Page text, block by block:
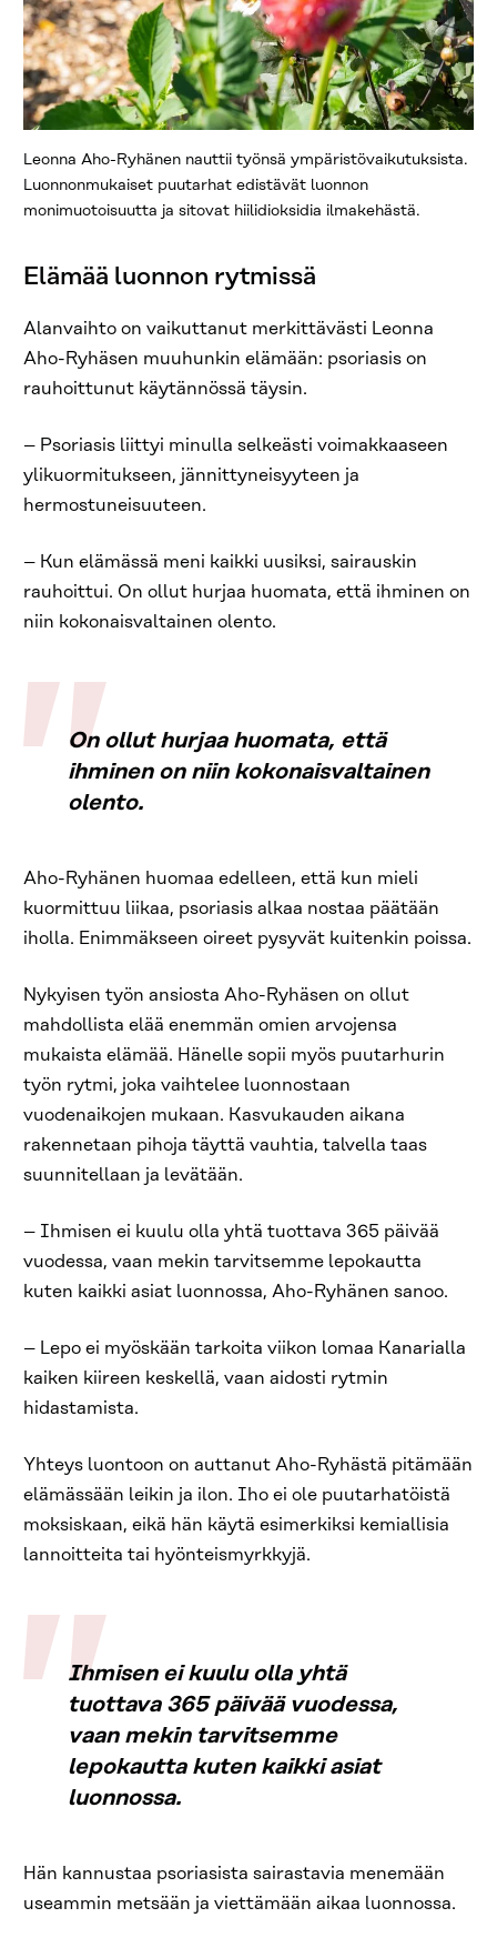
Leonna Aho-Ryhänen nauttii työnsä ympäristövaikutuksista.
Luonnonmukaiset puutarhat edistävät luonnon
monimuotoisuutta ja sitovat hiilidioksidia ilmakehästä.
Elämää luonnon rytmissä
Alanvaihto on vaikuttanut merkittävästi Leonna
Aho-Ryhäsen muuhunkin elämään: psoriasis on
rauhoittunut käytännössä täysin.
– Psoriasis liittyi minulla selkeästi voimakkaaseen
ylikuormitukseen, jännittyneisyyteen ja
hermostuneisuuteen.
– Kun elämässä meni kaikki uusiksi, sairauskin
rauhoittui. On ollut hurjaa huomata, että ihminen on
niin kokonaisvaltainen olento.
On ollut hurjaa huomata, että
ihminen on niin kokonaisvaltainen
olento.
Aho-Ryhänen huomaa edelleen, että kun mieli
kuormittuu liikaa, psoriasis alkaa nostaa päätään
iholla. Enimmäkseen oireet pysyvät kuitenkin poissa.
Nykyisen työn ansiosta Aho-Ryhäsen on ollut
mahdollista elää enemmän omien arvojensa
mukaista elämää. Hänelle sopii myös puutarhurin
työn rytmi, joka vaihtelee luonnostaan
vuodenaikojen mukaan. Kasvukauden aikana
rakennetaan pihoja täyttä vauhtia, talvella taas
suunnitellaan ja levätään.
– Ihmisen ei kuulu olla yhtä tuottava 365 päivää
vuodessa, vaan mekin tarvitsemme lepokautta
kuten kaikki asiat luonnossa, Aho-Ryhänen sanoo.
– Lepo ei myöskään tarkoita viikon lomaa Kanarialla
kaiken kiireen keskellä, vaan aidosti rytmin
hidastamista.
Yhteys luontoon on auttanut Aho-Ryhästä pitämään
elämässään leikin ja ilon. Iho ei ole puutarhatöistä
moksiskaan, eikä hän käytä esimerkiksi kemiallisia
lannoitteita tai hyönteismyrkkyjä.
Ihmisen ei kuulu olla yhtä
tuottava 365 päivää vuodessa,
vaan mekin tarvitsemme
lepokautta kuten kaikki asiat
luonnossa.
Hän kannustaa psoriasista sairastavia menemään
useammin metsään ja viettämään aikaa luonnossa.